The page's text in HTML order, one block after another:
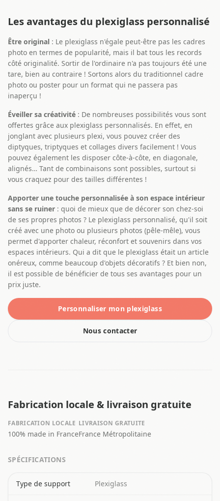
Les avantages du plexiglass personnalisé
Être original : Le plexiglass n'égale peut-être pas les cadres
photo en termes de popularité, mais il bat tous les records
côté originalité. Sortir de l'ordinaire n'a pas toujours été une
tare, bien au contraire ! Sortons alors du traditionnel cadre
photo ou poster pour un format qui ne passera pas
inaperçu !
Éveiller sa créativité : De nombreuses possibilités vous sont
offertes grâce aux plexiglass personnalisés. En effet, en
jonglant avec plusieurs plexi, vous pouvez créer des
diptyques, triptyques et collages divers facilement ! Vous
pouvez également les disposer côte-à-côte, en diagonale,
alignés… Tant de combinaisons sont possibles, surtout si
vous craquez pour des tailles différentes !
Apporter une touche personnalisée à son espace intérieur
sans se ruiner : quoi de mieux que de décorer son chez-soi
de ses propres photos ? Le plexiglass personnalisé, qu'il soit
créé avec une photo ou plusieurs photos (pêle-mêle), vous
permet d'apporter chaleur, réconfort et souvenirs dans vos
espaces intérieurs. Qui a dit que le plexiglass était un article
onéreux, comme beaucoup d'objets décoratifs ? Et bien non,
il est possible de bénéficier de tous ses avantages pour un
prix juste.
Personnaliser mon plexiglass
Nous contacter
Fabrication locale & livraison gratuite
FABRICATION LOCALE
100% made in France
LIVRAISON GRATUITE
France Métropolitaine
SPÉCIFICATIONS
Type de support Plexiglass